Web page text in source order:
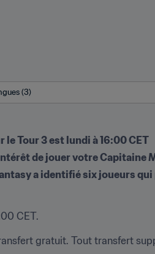
(3)
le Tour 3 est lundi à 16:00 CET
de jouer votre Capitaine
a identifié six joueurs
CET.
gratuit. Tout transfert